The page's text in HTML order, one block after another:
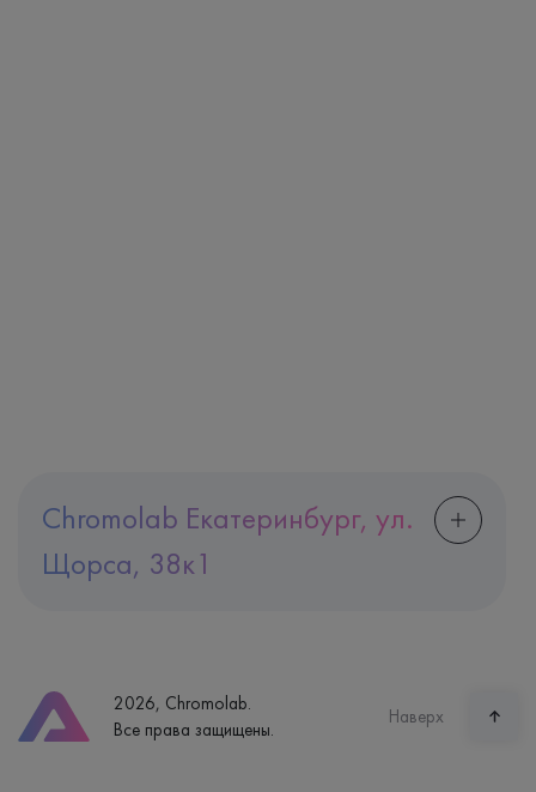
Chromolab Екатеринбург, ул.
Щорса, 38к1
Часы работы
пн-вс: 7:30-15:00
2026, Chromolab.
Все права защищены.
Наверх